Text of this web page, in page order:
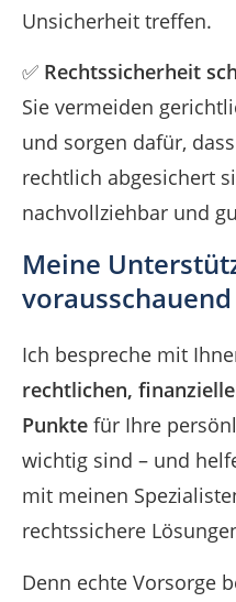
Unsicherheit treffen.
✅ Rechtssicherheit
Sie vermeiden
und sorgen dafür,
rechtlich abgesichert
nachvollziehbar und
Meine
vorausschauend
Ich bespreche mit
rechtlichen,
Punkte für Ihre
wichtig sind – und
mit meinen
rechtssichere
Denn echte Vorsorge